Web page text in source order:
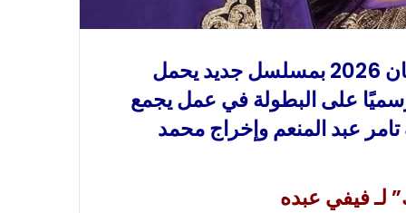
تستعد الفنانة فيفي عبده لخوض دراما رمضان 2026 بمسلسل جديد يحمل
على البطولة في عمل يجمع
عبد المنعم وإخراج محمد
فيفي عبده